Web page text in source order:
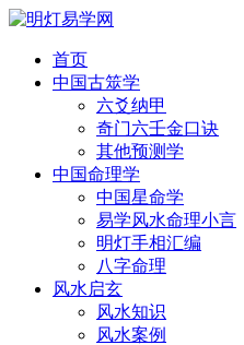
首页
中国古筮学
六爻纳甲
奇门六壬金口诀
其他预测学
中国命理学
中国星命学
易学风水命理小言
明灯手相汇编
八字命理
风水启玄
风水知识
风水案例